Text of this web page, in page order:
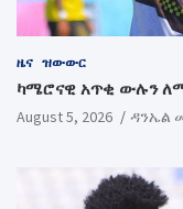
ዜና ዝውውር
ካሜሮናዊ አጥቂ ውሉን
August 5, 2026 ዳንኤል